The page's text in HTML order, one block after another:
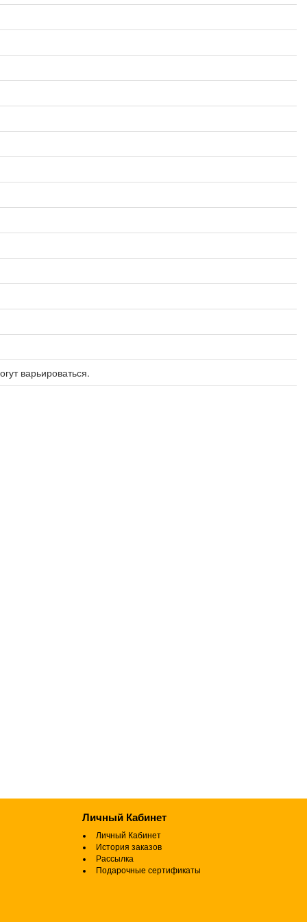
варьироваться.
Личный Кабинет
Личный Кабинет
История заказов
Рассылка
Подарочные сертификаты